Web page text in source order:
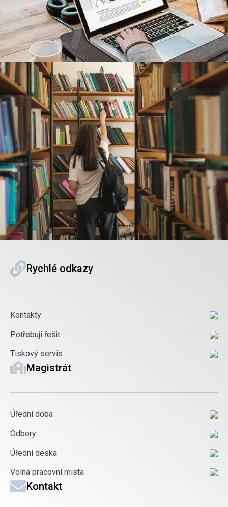
Rychlé odkazy
Kontakty
Potřebuji řešit
Tiskový servis
Magistrát
Úřední doba
Odbory
Úřední deska
Volná pracovní místa
Kontakt